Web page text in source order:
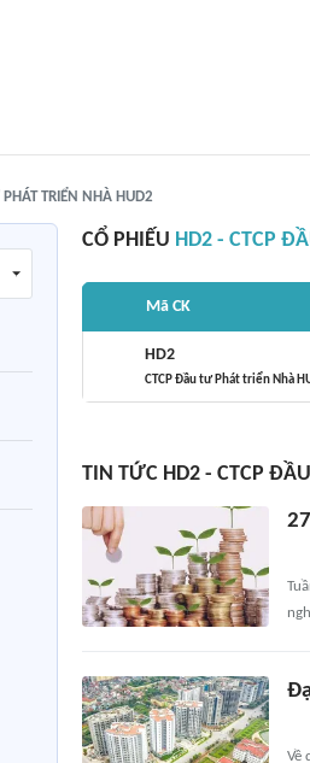
TRIỂN NHÀ HUD2
CỔ PHIẾU HD2 - CTCP
Mã CK
HD2
CTCP Đầu tư Phát triển Nhà
TIN TỨC HD2 - CTCP
Về